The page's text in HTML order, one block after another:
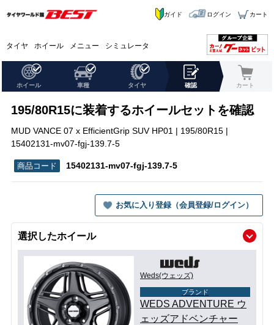
タイヤ ホイール メニュー シミュレータ
ガイド ログイン カート
ホイール 車種 タイヤ 確認 カート
195/80R15に装着するホイールセットを確認
MUD VANCE 07 x EfficientGrip SUV HP01 | 195/80R15 |
15402131-mv07-fgj-139.7-5
15402131-mv07-fgj-139.7-5
お気に入り登録（会員登録/ログイン）
選択したホイール
Weds(ウェッズ)
ブランド
WEDS ADVENTURE ウ
ェッズアドベンチャー